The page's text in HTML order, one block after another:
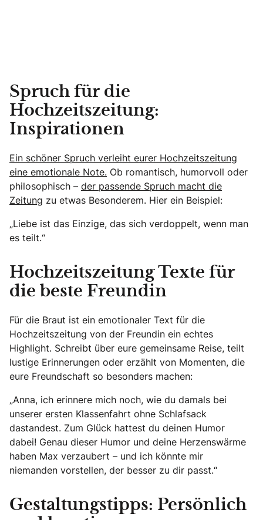
Spruch für die
Hochzeitszeitung:
Inspirationen
Ein schöner Spruch verleiht eurer Hochzeitszeitung
eine emotionale Note. Ob romantisch, humorvoll oder
philosophisch – der passende Spruch macht die
Zeitung zu etwas Besonderem. Hier ein Beispiel:
„Liebe ist das Einzige, das sich verdoppelt, wenn man
es teilt.“
Hochzeitszeitung Texte für
die beste Freundin
Für die Braut ist ein emotionaler Text für die
Hochzeitszeitung von der Freundin ein echtes
Highlight. Schreibt über eure gemeinsame Reise, teilt
lustige Erinnerungen oder erzählt von Momenten, die
eure Freundschaft so besonders machen:
„Anna, ich erinnere mich noch, wie du damals bei
unserer ersten Klassenfahrt ohne Schlafsack
dastandest. Zum Glück hattest du deinen Humor
dabei! Genau dieser Humor und deine Herzenswärme
haben Max verzaubert – und ich könnte mir
niemanden vorstellen, der besser zu dir passt.“
Gestaltungstipps: Persönlich